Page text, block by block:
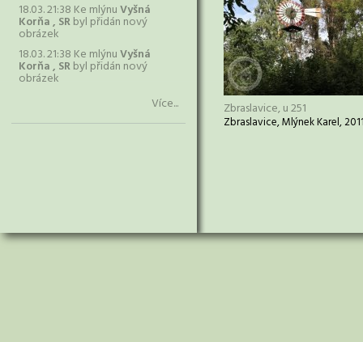
18.03. 21:38 Ke mlýnuVyšná
Korňa , SRbyl přidán nový
obrázek
18.03. 21:38 Ke mlýnuVyšná
Korňa , SRbyl přidán nový
obrázek
Více...
Zbraslavice, u 251
Zbraslavice, Mlýnek Karel,